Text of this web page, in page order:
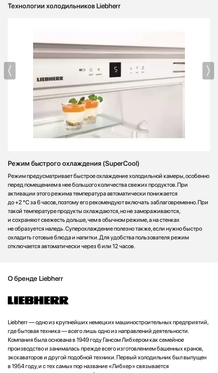
Технологии холодильников Liebherr
Режим быстрого охлаждения (SuperCool)
Режим предусматривает быстрое охлаждение холодильной камеры, особенно
перед помещением в нее большого количества свежих продуктов. При
активации этого режима температура автоматически понижается
до +2 °С за 6 часов, поэтому его рекомендуют включать заблаговременно. При
такой температуре продукты охлаждаются, но не замораживаются,
и сохраняют свежесть дольше, чем в обычном режиме, а на стенках
не образуется наледь. Суперохлаждение полезно также, если нужно быстро
охладить готовые блюда и напитки. Для удобства пользователя режим
отключается автоматически через 6 или 12 часов.
О бренде Liebherr
Liebherr — одно из крупнейших немецких машиностроительных предприятий,
где бытовая техника — всего лишь одно из направлений деятельности.
Компания была основана в 1949 году Гансом Либхером как семейное
производство и занималась прежде всего изготовлением башенных кранов,
экскаваторов и другой подобной техники. Первый холодильник был выпущен
в 1954 году, и с тех самых пор название «Либхер» связывается